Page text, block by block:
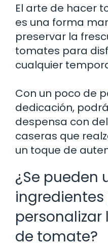
El arte de hacer
es una forma
preservar la
tomates para
cualquier
Con un poco de
dedicación,
despensa con
caseras que
un toque de
¿Se pueden
personalizar
de tomate?